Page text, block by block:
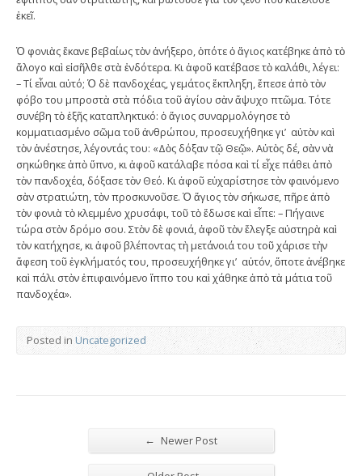
ἐκεῖ.
Ὁ φονιὰς ἔκανε βεβαίως τὸν ἀνήξερο, ὁπότε ὁ ἅγιος κατέβηκε ἀπὸ τὸ
ἄλογο καὶ εἰσῆλθε στὰ ἐνδότερα. Κι ἀφοῦ κατέβασε τὸ καλάθι, λέγει:
– Τί εἶναι αὐτό; Ὁ δὲ πανδοχέας, γεμάτος ἔκπληξη, ἔπεσε ἀπὸ τὸν
φόβο του μπροστὰ στὰ πόδια τοῦ ἁγίου σὰν ἄψυχο πτῶμα. Τότε
συνέβη τὸ ἑξῆς καταπληκτικό: ὁ ἅγιος συναρμολόγησε τὸ
κομματιασμένο σῶμα τοῦ ἀνθρώπου, προσευχήθηκε γι’ αὐτὸν καὶ
τὸν ἀνέστησε, λέγοντάς του: «Δὸς δόξαν τῷ Θεῷ». Αὐτὸς δέ, σὰν νὰ
σηκώθηκε ἀπὸ ὕπνο, κι ἀφοῦ κατάλαβε πόσα καὶ τί εἶχε πάθει ἀπὸ
τὸν πανδοχέα, δόξασε τὸν Θεό. Κι ἀφοῦ εὐχαρίστησε τὸν φαινόμενο
σὰν στρατιώτη, τὸν προσκυνοῦσε. Ὁ ἅγιος τὸν σήκωσε, πῆρε ἀπὸ
τὸν φονιὰ τὸ κλεμμένο χρυσάφι, τοῦ τὸ ἔδωσε καὶ εἶπε: – Πήγαινε
τώρα στὸν δρόμο σου. Στὸν δὲ φονιά, ἀφοῦ τὸν ἔλεγξε αὐστηρὰ καὶ
τὸν κατήχησε, κι ἀφοῦ βλέποντας τὴ μετάνοιά του τοῦ χάρισε τὴν
ἄφεση τοῦ ἐγκλήματός του, προσευχήθηκε γι’ αὐτόν, ὅποτε ἀνέβηκε
καὶ πάλι στὸν ἐπιφαινόμενο ἵππο του καὶ χάθηκε ἀπὸ τὰ μάτια τοῦ
πανδοχέα».
Posted in Uncategorized
← Newer Post